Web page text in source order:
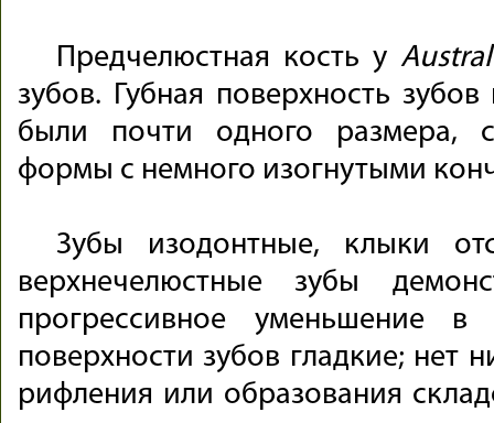
Предчелюстная кость у
зубов. Губная поверхность
были почти одного размера,
формы с немного изогнутыми
Зубы изодонтные, клыки
верхнечелюстные зубы
прогрессивное уменьшение в
поверхности зубов гладкие; нет
рифления или образования